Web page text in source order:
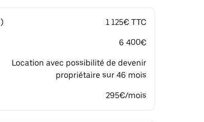
1 125€ TTC
6 400€
Location avec possibilité de devenir
propriétaire sur 46 mois
295€/mois